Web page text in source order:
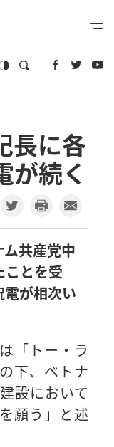
長に各
が続く
ム共産党中
ことを受
が相次い
「トー・ラ
下、ベトナ
設において
願う」と述